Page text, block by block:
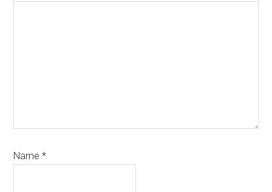
Name*